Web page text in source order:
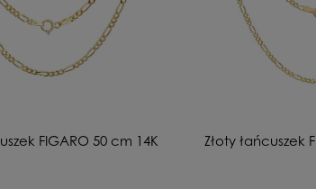
FIGARO 50 cm 14K Złoty łańcuszek